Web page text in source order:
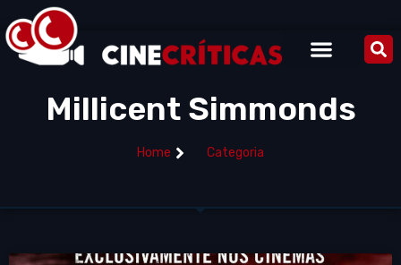
Millicent Simmonds
Home Categoria